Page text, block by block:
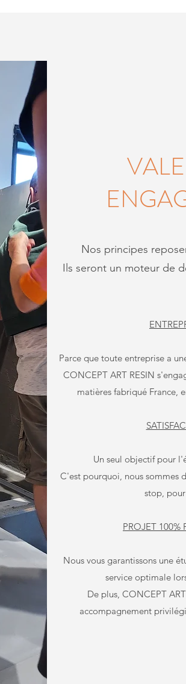
Nos principes
Ils seront un moteur de
Parce que toute entreprise a
CONCEPT ART RESIN
matières fabriqué France,
Un seul objectif pour
C'est pourquoi, nous sommes
stop,
PROJET 100%
Nous vous garantissons une
service optimale
De plus, CONCEPT
accompagnement